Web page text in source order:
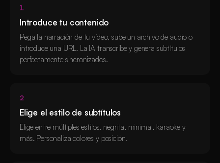
1
Introduce tu contenido
Pega la narración de tu vídeo, sube un archivo de audio o
introduce una URL. La IA transcribe y genera subtítulos
perfectamente sincronizados.
2
Elige el estilo de subtítulos
Elige entre múltiples estilos, negrita, minimal, karaoke y
más. Personaliza colores y posición.